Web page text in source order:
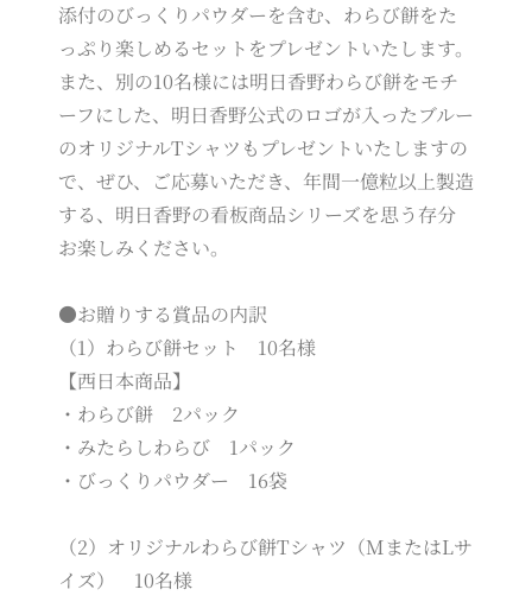
添付のびっくりパウダーを含む、わらび餅をた
っぷり楽しめるセットをプレゼントいたします。
また、別の10名様には明日香野わらび餅をモチ
ーフにした、明日香野公式のロゴが入ったブルー
のオリジナルTシャツもプレゼントいたしますの
で、ぜひ、ご応募いただき、年間一億粒以上製造
する、明日香野の看板商品シリーズを思う存分
お楽しみください。
●お贈りする賞品の内訳
（1）わらび餅セット 10名様
【西日本商品】
・わらび餅 2パック
・みたらしわらび 1パック
・びっくりパウダー 16袋
（2）オリジナルわらび餅Tシャツ（MまたはLサ
イズ） 10名様